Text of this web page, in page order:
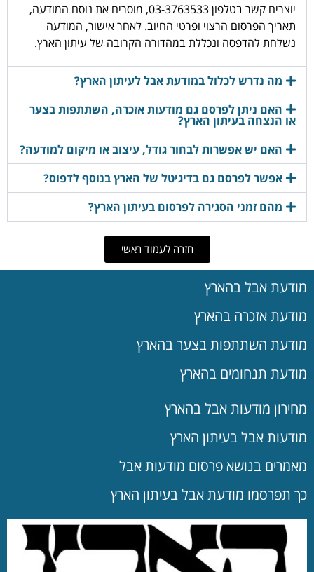
יוצרים קשר בטלפון 03-3763533, מוסרים את נוסח המודעה,
תאריך הפרסום הרצוי ופרטי החיוב. לאחר אישור, המודעה
נשלחת להדפסה ונכללת במהדורה הקרובה של עיתון הארץ.
מה נדרש לכלול במודעת אבל לעיתון הארץ?
האם ניתן לפרסם גם מודעות אזכרה, השתתפות בצער
או הנצחה בעיתון הארץ?
האם יש אפשרות לבחור גודל, עיצוב או מיקום למודעה?
אפשר לפרסם גם בדיגיטל של הארץ בנוסף לדפוס?
מהם זמני הסגירה לפרסום בעיתון הארץ?
חזרה לעמוד ראשי
מודעת אבל בהארץ
מודעת אזכרה בהארץ
מודעת השתתפות בצער בהארץ
מודעת תנחומים בהארץ
מחירון מודעות אבל בהארץ
מודעות אבל בעיתון הארץ
מאמרים בנושא פרסום מודעות אבל
כך תפרסמו מודעת אבל בעיתון הארץ